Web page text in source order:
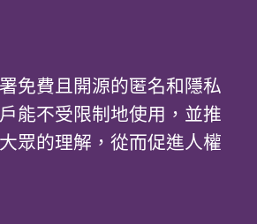
免費且開源的匿名和隱私
能不受限制地使用，並推
眾的理解，從而促進人權